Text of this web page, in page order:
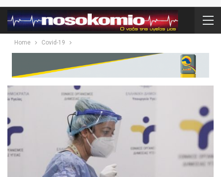
Home Covid-19